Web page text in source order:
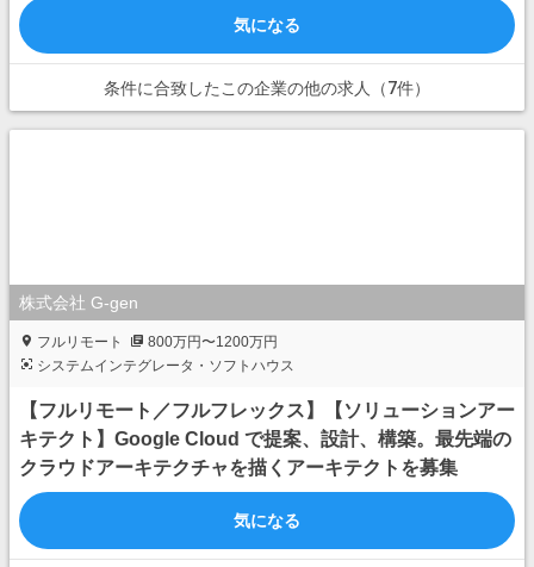
気になる
条件に合致したこの企業の他の求人（7件）
株式会社 G-gen
フルリモート
800万円〜1200万円
システムインテグレータ・ソフトハウス
【フルリモート／フルフレックス】【ソリューションアー
キテクト】Google Cloud で提案、設計、構築。最先端の
クラウドアーキテクチャを描くアーキテクトを募集
気になる